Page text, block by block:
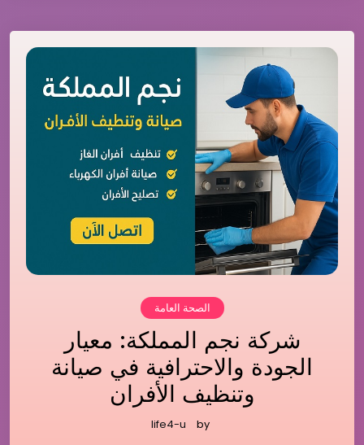
الصحة العامة
شركة نجم المملكة: معيار
الجودة والاحترافية في صيانة
وتنظيف الأفران
by
life4-u